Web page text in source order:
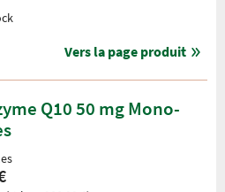
Vers la page produit
Q10 50 mg Mono-